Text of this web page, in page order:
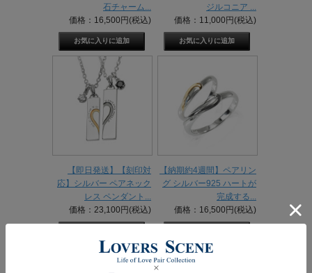
石チャーム...
価格：16,500円(税込)
ジルコニア ...
価格：11,000円(税込)
【即日発送】【刻印対
応】シルバー ペアネック
レス ペンダント...
価格：23,100円(税込)
【納期約4週間】ペアリン
グ シルバー925 ハートが
完成する...
価格：16,500円(税込)